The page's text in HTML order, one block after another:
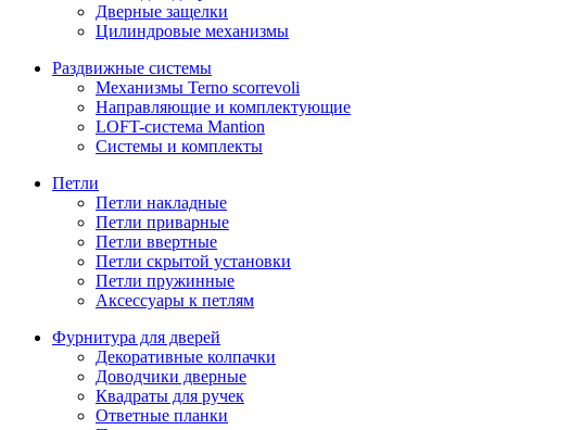
Дверные защелки
Цилиндровые механизмы
Раздвижные системы
Механизмы Terno scorrevoli
Направляющие и комплектующие
LOFT-cистема Mantion
Системы и комплекты
Петли
Петли накладные
Петли приварные
Петли ввертные
Петли скрытой установки
Петли пружинные
Аксессуары к петлям
Фурнитура для дверей
Декоративные колпачки
Доводчики дверные
Квадраты для ручек
Ответные планки